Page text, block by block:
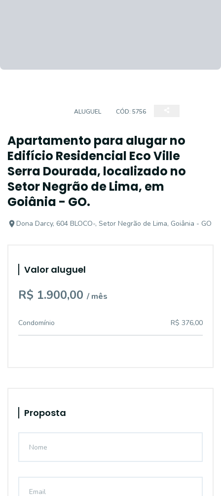
ALUGUEL CÓD: 5756
Apartamento para alugar no
Edifício Residencial Eco Ville
Serra Dourada, localizado no
Setor Negrão de Lima, em
Goiânia - GO.
Dona Darcy, 604 BLOCO-, Setor Negrão de Lima, Goiânia - GO
Valor aluguel
R$ 1.900,00 / mês
Condomínio R$ 376,00
Proposta